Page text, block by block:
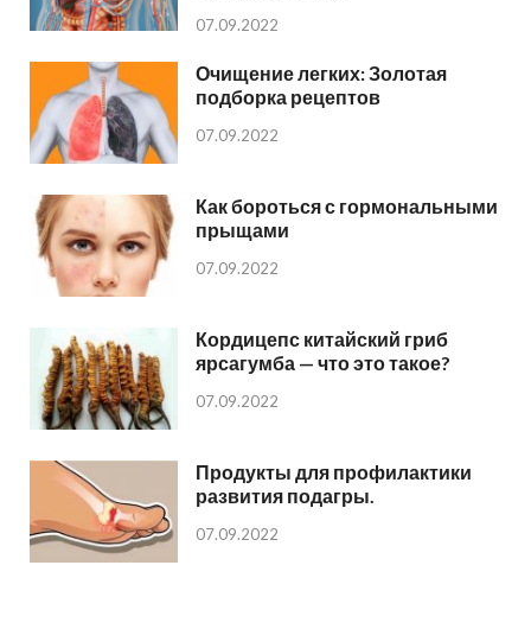
07.09.2022
Очищение легких: Золотая
подборка рецептов
07.09.2022
Как бороться с гормональными
прыщами
07.09.2022
Кордицепс китайский гриб
ярсагумба — что это такое?
07.09.2022
Продукты для профилактики
развития подагры.
07.09.2022